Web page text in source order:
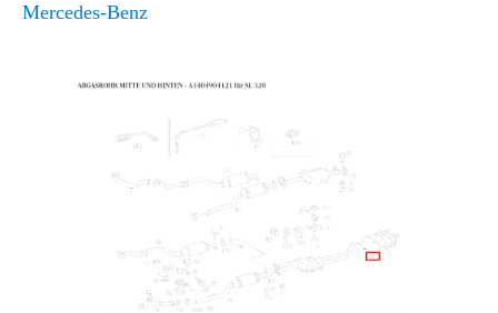
Mercedes-Benz